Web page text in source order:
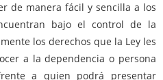
de manera fácil y sencilla a los
bajo el control de la
los derechos que la Ley les
a la dependencia o persona
a quien podrá presentar